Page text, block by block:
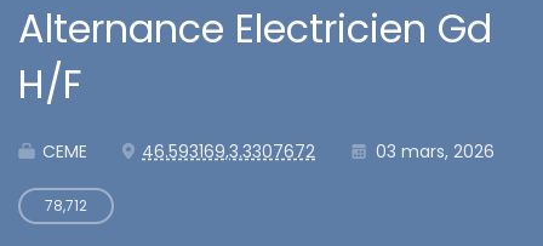
Alternance Electricien Gd
H/F
CEME 46.593169,3.3307672 03 mars, 2026
78,712